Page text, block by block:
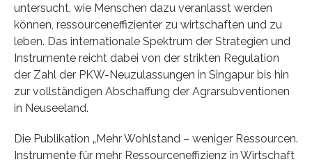
untersucht, wie Menschen dazu veranlasst werden
können, ressourceneffizienter zu wirtschaften und zu
leben. Das internationale Spektrum der Strategien und
Instrumente reicht dabei von der strikten Regulation
der Zahl der PKW-Neuzulassungen in Singapur bis hin
zur vollständigen Abschaffung der Agrarsubventionen
in Neuseeland.
Die Publikation „Mehr Wohlstand – weniger Ressourcen.
Instrumente für mehr Ressourceneffizienz in Wirtschaft